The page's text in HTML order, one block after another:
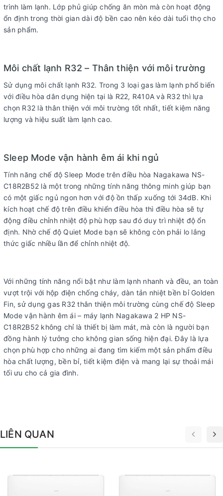
Địa điểm bảo hành:
Toàn Quốc
Loại máy lạnh:
Máy lạnh 1 chiều (chỉ làm lạnh)
Công suất làm lạnh:
18.000 BTU
Phạm vi làm lạnh
Từ 20 – 25m2
Độ ồn dàn nóng:
52 db
Tiêu thụ điện:
Lọc bụi, kháng khuẩn, khử mùi:
Đang cập nhật
Công nghệ làm lạnh nhanh:
Turbo Mode
Tiện ích:
Đang cập nhật
Chất liệu dàn tản
nhiệt:
Dàn trao đổi nhiệt chống ăn mòn GoldFin, giúp
bảo vệ máy bền bỉ
Nhãn năng lượng:
Dòng điện vào:
Đang cập nhật
Kích thước – Khối lượng dàn
lạnh:
Rộng 97cm x Cao 31cm x Sâu 23cm –
12.4 Kg
Kích thước – Khối lượng
dàn nóng
Rộng 80cm x Cao 55cm x Sâu 30.2cm –
31.5 Kg.
trình làm lạnh. Lớp phủ giúp chống ăn mòn mà còn hoạt động
ổn định trong thời gian dài độ bền cao nên kéo dài tuổi thọ cho
sản phẩm.
Môi chất lạnh R32 – Thân thiện với môi trường
Sử dụng môi chất lạnh R32. Trong 3 loại gas làm lạnh phổ biến
với điều hòa dân dụng hiện tại là R22, R410A và R32 thì lựa
chọn R32 là thân thiện với môi trường tốt nhất, tiết kiệm năng
lượng và hiệu suất làm lạnh cao.
Sleep Mode vận hành êm ái khi ngủ
Tính năng chế độ Sleep Mode trên điều hòa Nagakawa NS-
C18R2B52 là một trong những tính năng thông minh giúp bạn
có một giấc ngủ ngon hơn với độ ồn thấp xuống tới 34dB. Khi
kích hoạt chế độ trên điều khiển điều hòa thì điều hòa sẽ tự
động điều chỉnh nhiệt độ phù hợp sau đó duy trì nhiệt độ ổn
định. Nhờ chế độ Quiet Mode bạn sẽ không còn phải lo lắng
thức giấc nhiều lần để chỉnh nhiệt độ.
Với những tính năng nổi bật như làm lạnh nhanh và đều, an toàn
vượt trội với hộp điện chống cháy, dàn tản nhiệt bền bỉ Golden
Fin, sử dụng gas R32 thân thiện môi trường cùng chế độ Sleep
Mode vận hành êm ái – máy lạnh Nagakawa 2 HP NS-
C18R2B52 không chỉ là thiết bị làm mát, mà còn là người bạn
đồng hành lý tưởng cho không gian sống hiện đại. Đây là lựa
chọn phù hợp cho những ai đang tìm kiếm một sản phẩm điều
hòa chất lượng, bền bỉ, tiết kiệm điện và mang lại sự thoải mái
tối ưu cho cả gia đình.
LIÊN QUAN